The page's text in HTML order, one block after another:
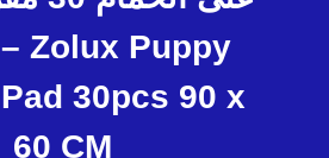
30pcs 90 x
60 CM